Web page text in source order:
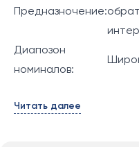
Предназночение:
Диапозон
номиналов:
Читать далее